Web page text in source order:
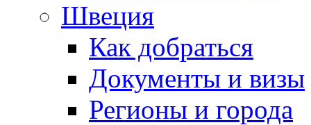
Швеция
Как добраться
Документы и визы
Регионы и города